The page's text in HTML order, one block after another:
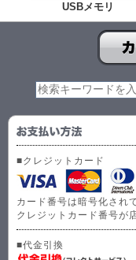
USBメモリ
■クレジットカード
カード番号は暗号化され
クレジットカード番号が
■代金引換